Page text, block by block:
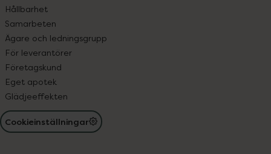
Hållbarhet
Samarbeten
Ägare och ledningsgrupp
För leverantörer
Företagskund
Eget apotek
Glädjeeffekten
Cookieinställningar